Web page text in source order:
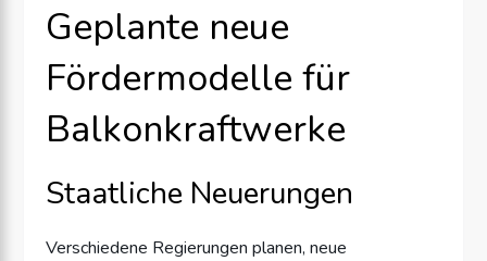
Geplante neue
Fördermodelle für
Balkonkraftwerke
Staatliche Neuerungen
Verschiedene Regierungen planen, neue